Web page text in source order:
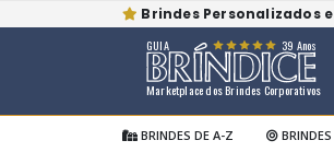
Brindes Personalizados
Marketplace dos Brindes Corporativos
GUIA 39 Anos
BRINDES DE A-Z